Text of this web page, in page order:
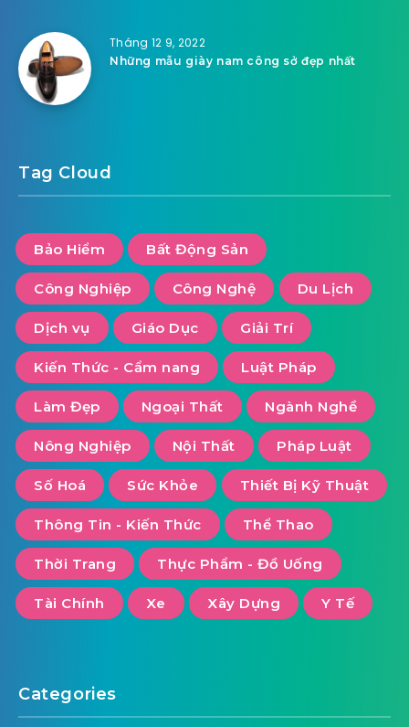
Tháng 12 9, 2022
Những mẫu giày nam công sở đẹp nhất
Tag Cloud
Bảo Hiểm Bất Động Sản
Công Nghiệp Công Nghệ Du Lịch
Dịch vụ Giáo Dục Giải Trí
Kiến Thức - Cẩm nang Luật Pháp
Làm Đẹp Ngoại Thất Ngành Nghề
Nông Nghiệp Nội Thất Pháp Luật
Số Hoá Sức Khỏe Thiết Bị Kỹ Thuật
Thông Tin - Kiến Thức Thể Thao
Thời Trang Thực Phẩm - Đồ Uống
Tài Chính Xe Xây Dựng Y Tế
Categories